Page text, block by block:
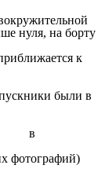
нуля, на борту
к
были в
в